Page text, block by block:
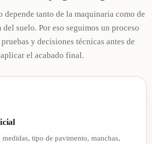
depende tanto de la maquinaria como de
suelo. Por eso seguimos un proceso
y decisiones técnicas antes de
aplicar el acabado final.
tipo de pavimento, manchas,